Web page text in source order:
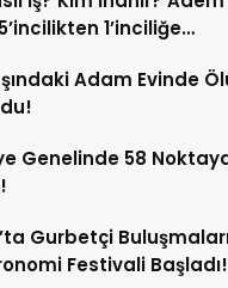
1’inciliğe
Adam Evinde
Genelinde 58
Gurbetçi
Festivali Başladı!